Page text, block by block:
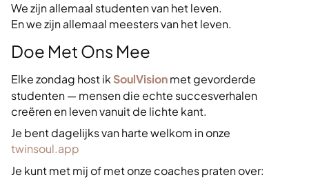
We zijn allemaal studenten van het leven.
En we zijn allemaal meesters van het leven.
Doe Met Ons Mee
Elke zondag host ikSoulVisionmet gevorderde
studenten — mensen die echte succesverhalen
creëren en leven vanuit de lichte kant.
Je bent dagelijks van harte welkom in onze
twinsoul.app
Je kunt met mij of met onze coaches praten over: